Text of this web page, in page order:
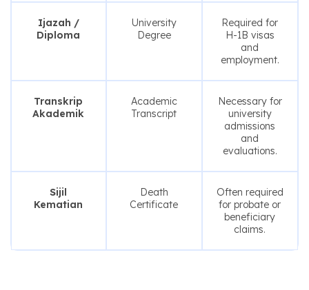
Ijazah /
Diploma
University
Degree
Required for
H-1B visas
and
employment.
Transkrip
Akademik
Academic
Transcript
Necessary for
university
admissions
and
evaluations.
Sijil
Kematian
Death
Certificate
Often required
for probate or
beneficiary
claims.